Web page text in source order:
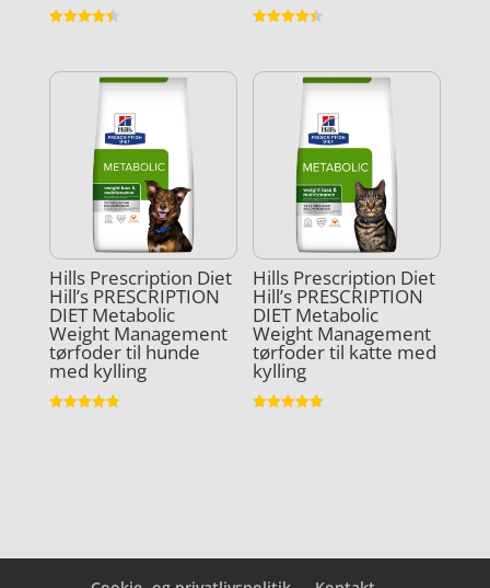
Hills Prescription Diet
Hill’s PRESCRIPTION
DIET Metabolic
Weight Management
tørfoder til hunde
med kylling
Hills Prescription Diet
Hill’s PRESCRIPTION
DIET Metabolic
Weight Management
tørfoder til katte med
kylling